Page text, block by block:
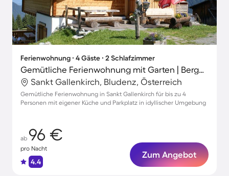
Ferienwohnung ∙ 4 Gäste ∙ 2 Schlafzimmer
Gemütliche Ferienwohnung mit Garten | Bergblick | Nah am Skifahren
Sankt Gallenkirch, Bludenz, Österreich
Gemütliche Ferienwohnung in Sankt Gallenkirch für bis zu 4
Personen mit eigener Küche und Parkplatz in idyllischer Umgebung
ab 96 €
pro Nacht
4.4
Zum Angebot